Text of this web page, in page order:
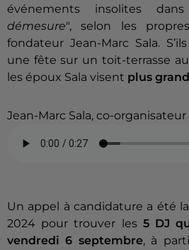
événements insolites
démesure", selon les
fondateur Jean-Marc Sala.
une fête sur un toit-terrasse
les époux Sala visent plus grand
Jean-Marc Sala, co-organisateur
Un appel à candidature a été
2024 pour trouver les 5 DJ
vendredi 6 septembre, à